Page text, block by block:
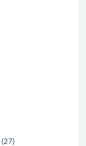
(27)